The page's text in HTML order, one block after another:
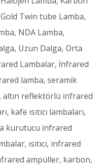
Twin tube Lamba,
NDA Lamba,
Uzun Dalga, Orta
Lambalar, İnfrared
lamba, seramik
reflektörlü infrared
kafe ısıtıcı lambaları,
kurutucu infrared
ısıtıcı, infrared
ampüller, karbon,